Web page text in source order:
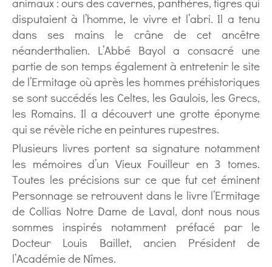
animaux : ours des cavernes, panthères, tigres qui
disputaient à l’homme, le vivre et l’abri. Il a tenu
dans ses mains le crâne de cet ancêtre
néanderthalien. L’Abbé Bayol a consacré une
partie de son temps également à entretenir le site
de l’Ermitage où après les hommes préhistoriques
se sont succédés les Celtes, les Gaulois, les Grecs,
les Romains. Il a découvert une grotte éponyme
qui se révèle riche en peintures rupestres.
Plusieurs livres portent sa signature notamment
les mémoires d’un Vieux Fouilleur en 3 tomes.
Toutes les précisions sur ce que fut cet éminent
Personnage se retrouvent dans le livre l’Ermitage
de Collias Notre Dame de Laval, dont nous nous
sommes inspirés notamment préfacé par le
Docteur Louis Baillet, ancien Président de
l’Académie de Nîmes.